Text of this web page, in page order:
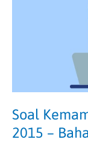
Soal
2015 –